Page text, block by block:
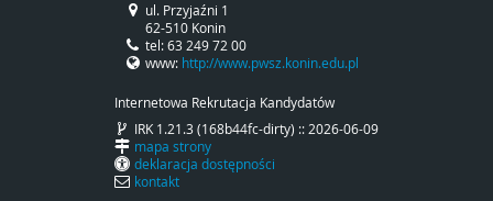
ul. Przyjaźni 1
62-510 Konin
tel: 63 249 72 00
www: http://www.pwsz.konin.edu.pl
Internetowa Rekrutacja Kandydatów
IRK 1.21.3 (168b44fc-dirty) :: 2026-06-09
mapa strony
deklaracja dostępności
kontakt